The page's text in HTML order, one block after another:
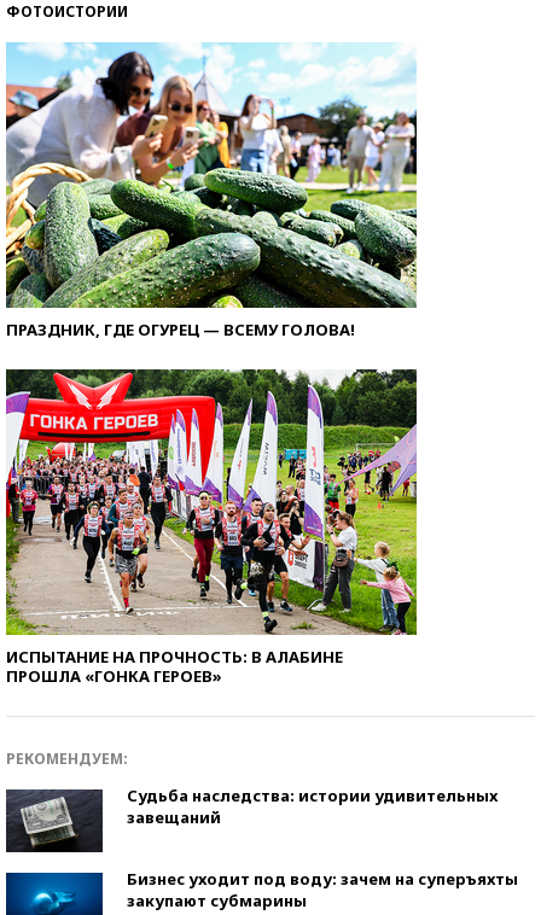
ФОТОИСТОРИИ
ПРАЗДНИК, ГДЕ ОГУРЕЦ — ВСЕМУ ГОЛОВА!
ИСПЫТАНИЕ НА ПРОЧНОСТЬ: В АЛАБИНЕ
ПРОШЛА «ГОНКА ГЕРОЕВ»
РЕКОМЕНДУЕМ:
Судьба наследства: истории удивительных
завещаний
Бизнес уходит под воду: зачем на суперъяхты
закупают субмарины